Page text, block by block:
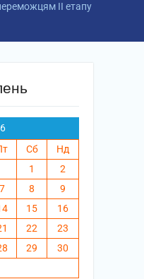
ІІ етапу
Сб
Нд
1
2
7 8
9
15
16
22
23
29
30